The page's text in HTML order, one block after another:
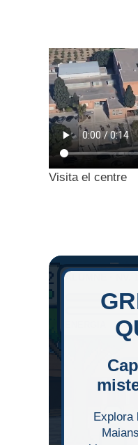
Visita el centre